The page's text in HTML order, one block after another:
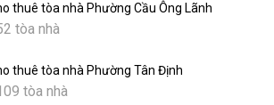
thuê tòa nhà Phường Cầu Ông Lãnh
tòa nhà
thuê tòa nhà Phường Tân Định
tòa nhà